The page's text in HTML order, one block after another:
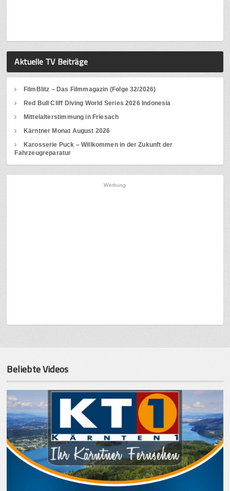
Aktuelle TV Beiträge
FilmBlitz – Das Filmmagazin (Folge 32/2026)
Red Bull Cliff Diving World Series 2026 Indonesia
Mittelalterstimmung in Friesach
Kärntner Monat August 2026
Karosserie Puck – Willkommen in der Zukunft der
Fahrzeugreparatur
Werbung
Beliebte Videos